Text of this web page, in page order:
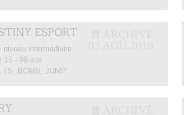
ESPORT
niveau intermédiaire
15 - 99 ans
TS, BOMB, JUMP